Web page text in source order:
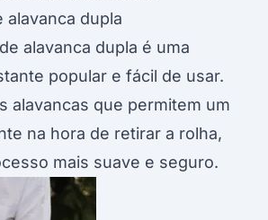
alavanca dupla
alavanca dupla é uma
popular e fácil de usar.
alavancas que permitem um
na hora de retirar a rolha,
mais suave e seguro.